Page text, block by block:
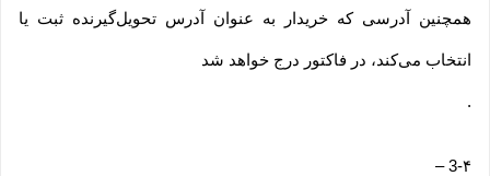
همچنین آدرسی که خریدار به عنوان آدرس تحویل‌گیرنده ثبت یا
انتخاب می‌کند، در فاکتور درج خواهد شد
.
3-۴–